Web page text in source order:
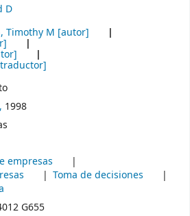
D
Timothy M [autor]
1998
empresas
Toma de decisiones
G655